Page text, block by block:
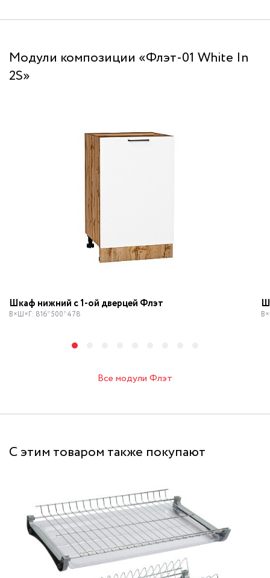
Модули композиции «Флэт-01 White In
2S»
Шкаф нижний с 1-ой дверцей Флэт
В×Ш×Г: 816*500*478
Все модули Флэт
С этим товаром также покупают